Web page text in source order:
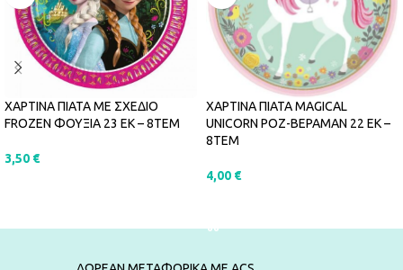
ΧΑΡΤΙΝΑ ΠΙΑΤΑ ΜΕ ΣΧΕΔΙΟ
FROZEN ΦΟΥΞΙΑ 23 ΕΚ – 8ΤΕΜ
3,50 €
ΧΑΡΤΙΝΑ ΠΙΑΤΑ MAGICAL
UNICORN ΡΟΖ-ΒΕΡΑΜΑΝ 22 ΕΚ –
8ΤΕΜ
4,00 €